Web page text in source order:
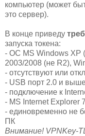
компьютер (может
это сервер).
В конце приведу
запуска токена:
- ОС MS Windows XP
2003/2008 (не R2),
- отсутствуют или
- USB порт 2.0 и
- подключение к
- MS Internet Explorer
- единовременно не
ПК
Внимание! VPNKey-